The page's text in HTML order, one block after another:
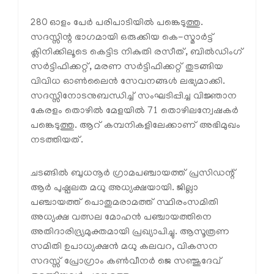
280 ഓളം പേർ പരിപാടിയിൽ പങ്കെടുത്തു.
സദസ്സിന്റ ഭാഗമായി ഒരുക്കിയ കെ-സ്മാർട്ട്
ക്ലിനിക്കിലൂടെ കെട്ടിട നികുതി രസീത്, ബിൽഡിംഗ്
സർട്ടിഫിക്കറ്റ്, മരണ സർട്ടിഫിക്കറ്റ് തുടങ്ങിയ
വിവിധ ഓൺലൈൻ സേവനങ്ങൾ ലഭ്യമാക്കി.
സദസ്സിനോടനുബന്ധിച്ച് സംഘടിപ്പിച്ച വിജ്ഞാന
കേരളം തൊഴിൽ മേളയിൽ 71 തൊഴിലന്വേഷകർ
പങ്കെടുത്തു. ആറ് കമ്പനികളിലേക്കാണ് അഭിമുഖം
നടത്തിയത്.
ചടങ്ങിൽ ബുധനൂർ ഗ്രാമപഞ്ചായത്ത് പ്രസിഡന്റ്‌
ആർ പുഷ്പലത മധു അധ്യക്ഷയായി. ജില്ലാ
പഞ്ചായത്ത് പൊതുമരാമത്ത് സ്ഥിരംസമിതി
അധ്യക്ഷ വത്സല മോഹൻ പഞ്ചായത്തിനെ
അതിദാരിദ്ര്യമുക്തമായി പ്രഖ്യാപിച്ചു. ആസൂത്രണ
സമിതി ഉപാധ്യക്ഷൻ മധു കലവറ, വികസന
സദസ്സ് പ്രോഗ്രാം കൺവീനർ ജെ സഞ്ജുദേവ്